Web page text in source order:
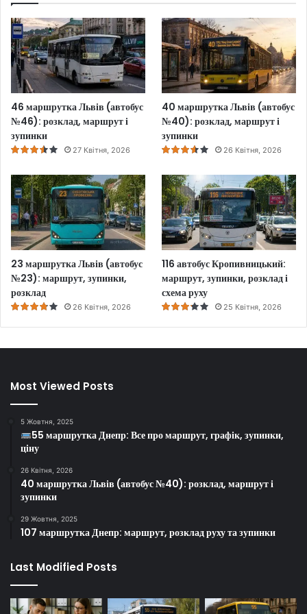
46 маршрутка Львів (автобус
№46): розклад, маршрут і
зупинки
27 Квітня, 2026
40 маршрутка Львів (автобус
№40): розклад, маршрут і
зупинки
26 Квітня, 2026
23 маршрутка Львів (автобус
№23): маршрут, зупинки,
розклад
26 Квітня, 2026
116 автобус Кропивницький:
маршрут, зупинки, розклад і
схема руху
25 Квітня, 2026
Most Viewed Posts
5 Жовтня, 2025
55 маршрутка Днепр: Все про маршрут, графік, зупинки,
ціну
26 Квітня, 2026
40 маршрутка Львів (автобус №40): розклад, маршрут і
зупинки
29 Жовтня, 2025
107 маршрутка Днепр: маршрут, розклад руху та зупинки
Last Modified Posts